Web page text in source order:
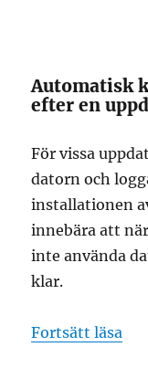
Automatisk
efter en
För vissa
datorn och
installationen
innebära att
inte använda
klar.
Fortsätt läsa